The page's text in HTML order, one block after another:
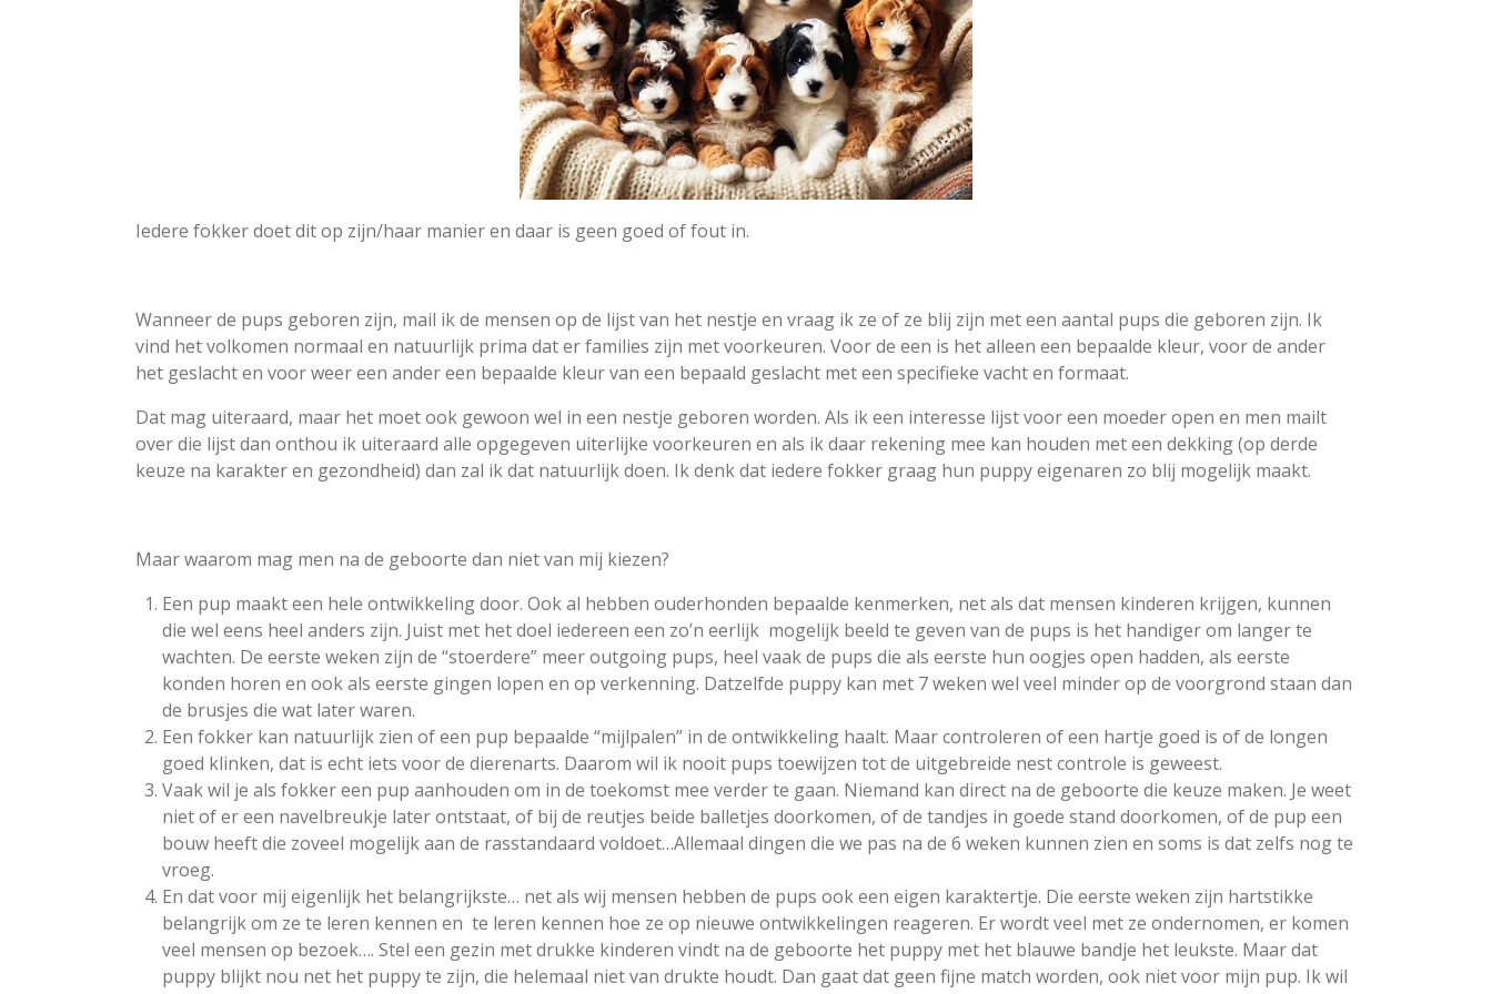
Iedere fokker doet dit op zijn/haar manier en daar is geen goed of fout in.
Wanneer de pups geboren zijn, mail ik de mensen op de lijst van het nestje en vraag ik ze of ze blij zijn met een aantal pups die geboren zijn. Ik
vind het volkomen normaal en natuurlijk prima dat er families zijn met voorkeuren. Voor de een is het alleen een bepaalde kleur, voor de ander
het geslacht en voor weer een ander een bepaalde kleur van een bepaald geslacht met een specifieke vacht en formaat.
Dat mag uiteraard, maar het moet ook gewoon wel in een nestje geboren worden. Als ik een interesse lijst voor een moeder open en men mailt
over die lijst dan onthou ik uiteraard alle opgegeven uiterlijke voorkeuren en als ik daar rekening mee kan houden met een dekking (op derde
keuze na karakter en gezondheid) dan zal ik dat natuurlijk doen. Ik denk dat iedere fokker graag hun puppy eigenaren zo blij mogelijk maakt.
Maar waarom mag men na de geboorte dan niet van mij kiezen?
Een pup maakt een hele ontwikkeling door. Ook al hebben ouderhonden bepaalde kenmerken, net als dat mensen kinderen krijgen, kunnen
die wel eens heel anders zijn. Juist met het doel iedereen een zo’n eerlijk mogelijk beeld te geven van de pups is het handiger om langer te
wachten. De eerste weken zijn de “stoerdere” meer outgoing pups, heel vaak de pups die als eerste hun oogjes open hadden, als eerste
konden horen en ook als eerste gingen lopen en op verkenning. Datzelfde puppy kan met 7 weken wel veel minder op de voorgrond staan dan
de brusjes die wat later waren.
Een fokker kan natuurlijk zien of een pup bepaalde “mijlpalen” in de ontwikkeling haalt. Maar controleren of een hartje goed is of de longen
goed klinken, dat is echt iets voor de dierenarts. Daarom wil ik nooit pups toewijzen tot de uitgebreide nest controle is geweest.
Vaak wil je als fokker een pup aanhouden om in de toekomst mee verder te gaan. Niemand kan direct na de geboorte die keuze maken. Je weet
niet of er een navelbreukje later ontstaat, of bij de reutjes beide balletjes doorkomen, of de tandjes in goede stand doorkomen, of de pup een
bouw heeft die zoveel mogelijk aan de rasstandaard voldoet…Allemaal dingen die we pas na de 6 weken kunnen zien en soms is dat zelfs nog te
vroeg.
En dat voor mij eigenlijk het belangrijkste… net als wij mensen hebben de pups ook een eigen karaktertje. Die eerste weken zijn hartstikke
belangrijk om ze te leren kennen en te leren kennen hoe ze op nieuwe ontwikkelingen reageren. Er wordt veel met ze ondernomen, er komen
veel mensen op bezoek…. Stel een gezin met drukke kinderen vindt na de geboorte het puppy met het blauwe bandje het leukste. Maar dat
puppy blijkt nou net het puppy te zijn, die helemaal niet van drukte houdt. Dan gaat dat geen fijne match worden, ook niet voor mijn pup. Ik wil